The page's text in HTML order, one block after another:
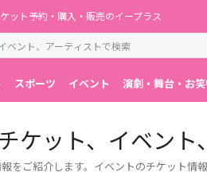
ット予約・購入・販売のイープラス
スポーツ イベント 演劇・舞台・お
ケット、イベント
をご紹介します。イベントのチケット情